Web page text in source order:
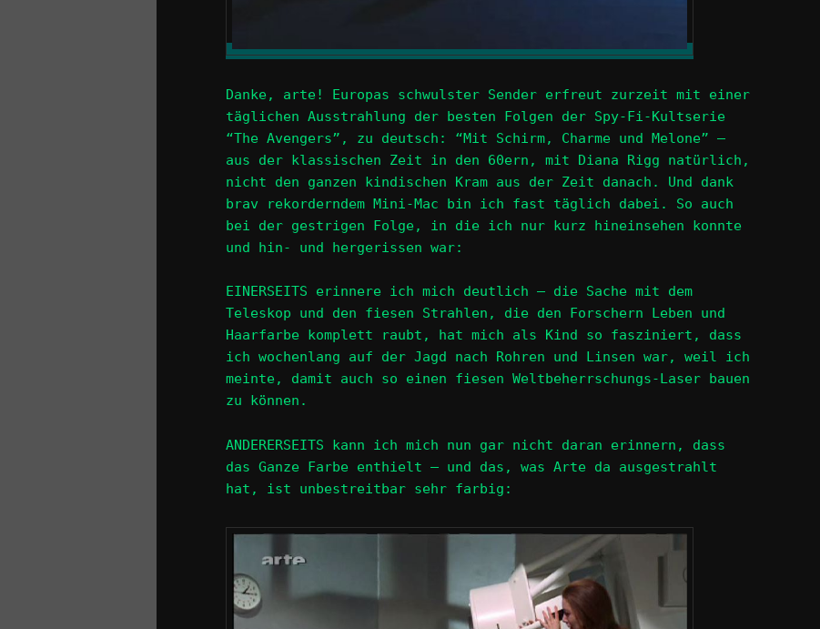
Danke, arte! Europas schwulster Sender erfreut zurzeit mit einer
täglichen Ausstrahlung der besten Folgen der Spy-Fi-Kultserie
“The Avengers”, zu deutsch: “Mit Schirm, Charme und Melone” –
aus der klassischen Zeit in den 60ern, mit Diana Rigg natürlich,
nicht den ganzen kindischen Kram aus der Zeit danach. Und dank
brav rekorderndem Mini-Mac bin ich fast täglich dabei. So auch
bei der gestrigen Folge, in die ich nur kurz hineinsehen konnte
und hin- und hergerissen war:
EINERSEITS erinnere ich mich deutlich – die Sache mit dem
Teleskop und den fiesen Strahlen, die den Forschern Leben und
Haarfarbe komplett raubt, hat mich als Kind so fasziniert, dass
ich wochenlang auf der Jagd nach Rohren und Linsen war, weil ich
meinte, damit auch so einen fiesen Weltbeherrschungs-Laser bauen
zu können.
ANDERERSEITS kann ich mich nun gar nicht daran erinnern, dass
das Ganze Farbe enthielt – und das, was Arte da ausgestrahlt
hat, ist unbestreitbar sehr farbig: